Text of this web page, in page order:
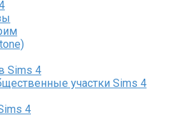
Sims 4
участки Sims 4
4